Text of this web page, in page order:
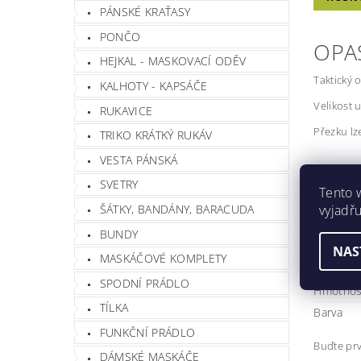
PÁNSKÉ KRAŤASY
PONČO
HEJKAL - MASKOVACÍ ODĚV
KALHOTY - KAPSÁČE
RUKAVICE
TRIKO KRÁTKÝ RUKÁV
VESTA PÁNSKÁ
SVETRY
ŠÁTKY, BANDÁNY, BARACUDA
BUNDY
MASKÁČOVÉ KOMPLETY
SPODNÍ PRÁDLO
TÍLKA
FUNKČNÍ PRÁDLO
DÁMSKÉ MASKÁČE
Taktický
Velikost
Přezku
šířka
Barva
Buďte
Tento